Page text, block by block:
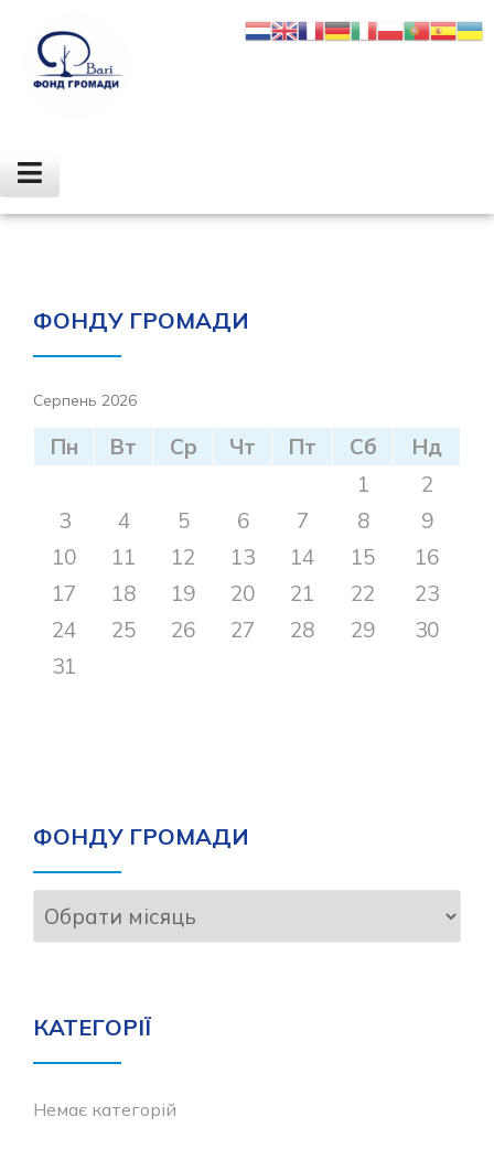
ЗВІТ 2023
ФОНДУ ГРОМАДИ
Серпень 2026
Пн Вт Ср Чт Пт Сб
Нд
1
2
3
4 5 6 7 8
9
10
11 12 13 14 15
16
17
18 19 20 21 22
23
24
25 26 27 28 29
30
31
ФОНДУ ГРОМАДИ
КАТЕГОРІЇ
Немає категорій